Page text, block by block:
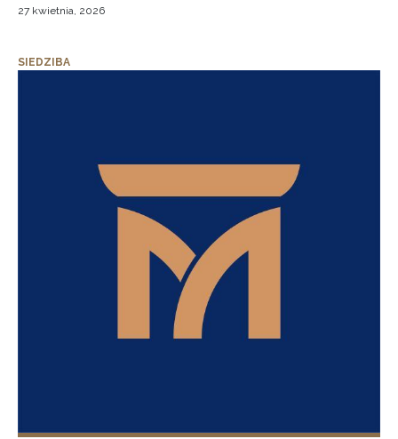
27 kwietnia, 2026
SIEDZIBA